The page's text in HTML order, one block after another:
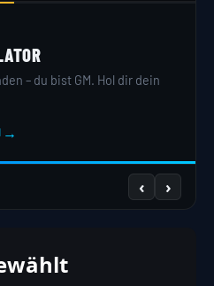
– du bist GM. Hol dir dein
→
‹ ›